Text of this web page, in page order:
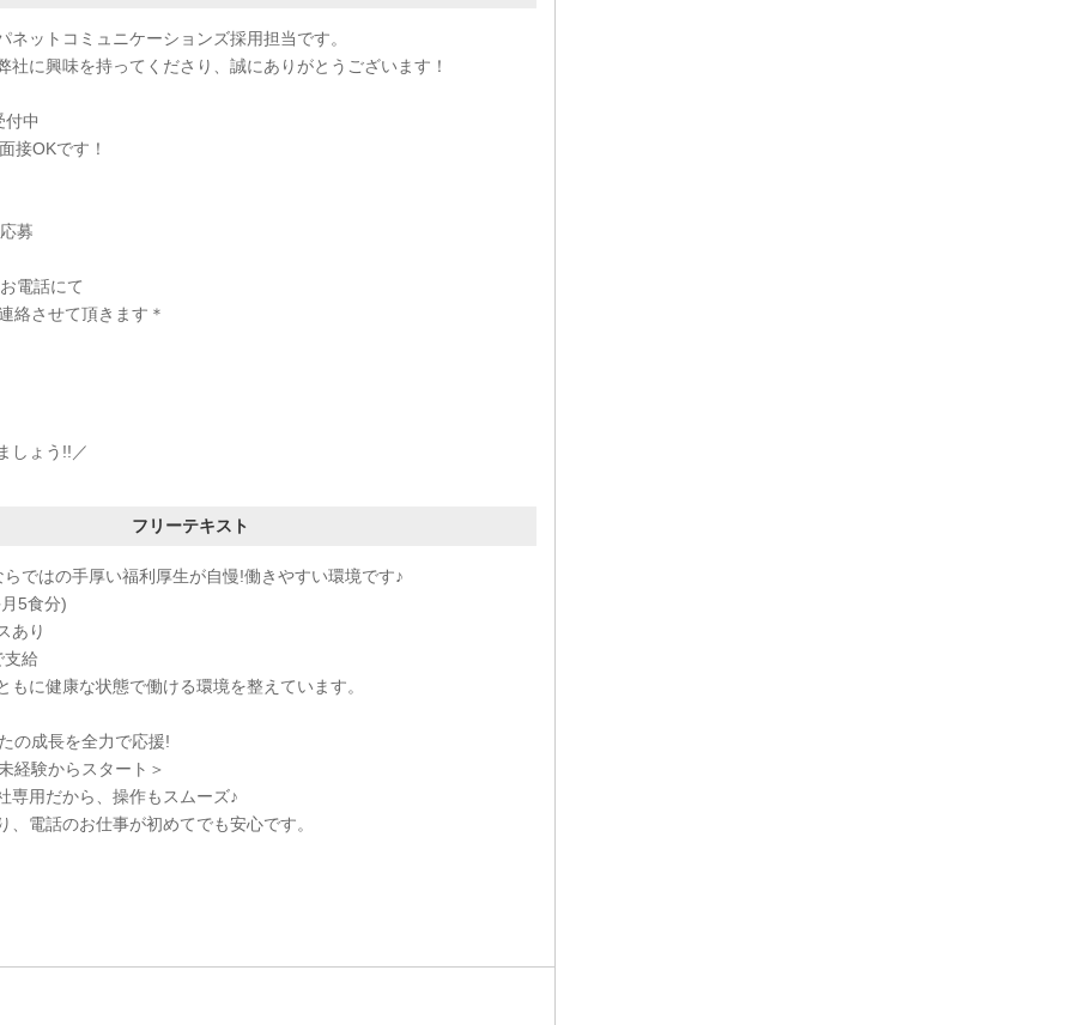
ネットコミュニケーションズ採用担当です。
社に興味を持ってくださり、誠にありがとうございます！
付中
接OKです！
募
電話にて
絡させて頂きます＊
しょう!!／
フリーテキスト
ではの手厚い福利厚生が自慢!働きやすい環境です♪
5食分)
あり
給
もに健康な状態で働ける環境を整えています。
の成長を全力で応援!
経験からスタート＞
専用だから、操作もスムーズ♪
、電話のお仕事が初めてでも安心です。